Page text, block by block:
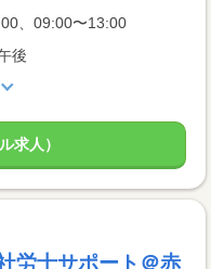
、09:00〜13:00
後
求人）
労士サポート＠赤